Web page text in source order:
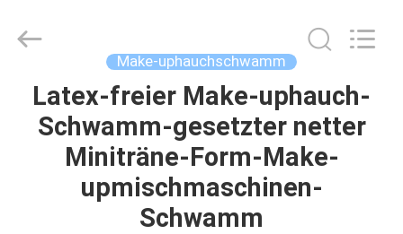
HAUS
PRODUKTE
Make-uphauchschwamm
Latex-freier Make-uphauch-
Schwamm-gesetzter netter
Miniträne-Form-Make-
upmischmaschinen-
Schwamm